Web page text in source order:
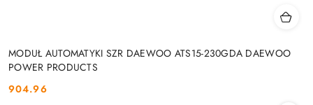
MODUŁ AUTOMATYKI SZR DAEWOO ATS15-230GDA DAEWOO
POWER PRODUCTS
Cena:
904.96